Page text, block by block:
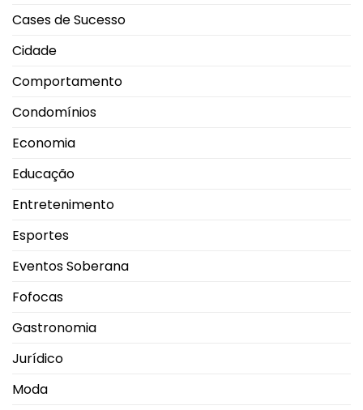
de
exibição
Cases de Sucesso
Cidade
Comportamento
Condomínios
Economia
Educação
Entretenimento
Esportes
Eventos Soberana
Fofocas
Gastronomia
Jurídico
Moda